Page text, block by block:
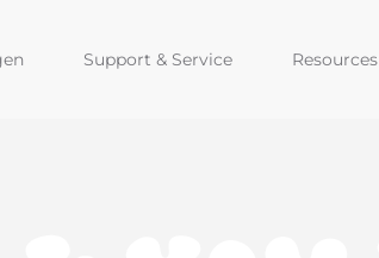
Support & Service Resources